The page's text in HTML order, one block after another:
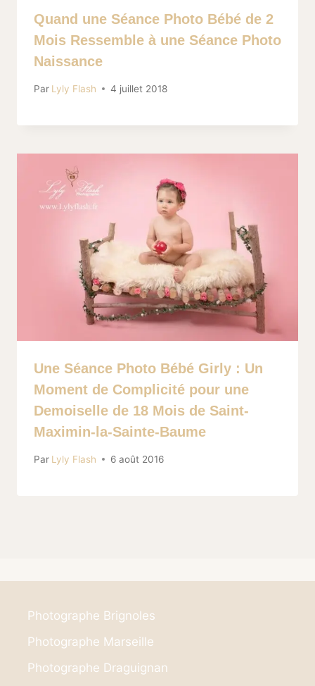
Quand une Séance Photo Bébé de 2
Mois Ressemble à une Séance Photo
Naissance
Par Lyly Flash 4 juillet 2018
Une Séance Photo Bébé Girly : Un
Moment de Complicité pour une
Demoiselle de 18 Mois de Saint-
Maximin-la-Sainte-Baume
Par Lyly Flash 6 août 2016
Photographe Brignoles
Photographe Marseille
Photographe Draguignan